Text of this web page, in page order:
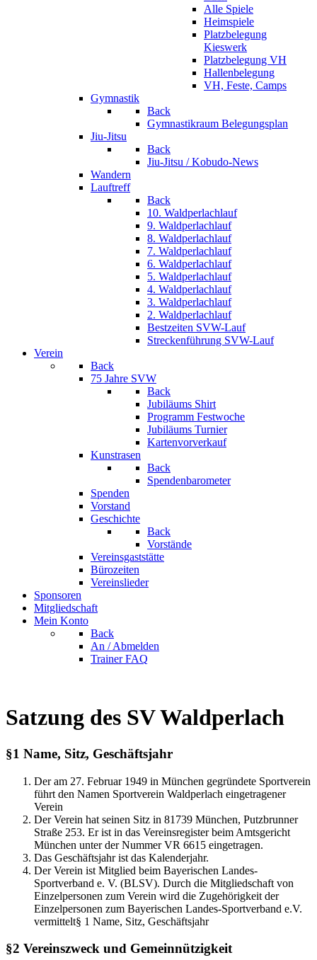
Alle Spiele
Heimspiele
Platzbelegung
Kieswerk
Platzbelegung VH
Hallenbelegung
VH, Feste, Camps
Gymnastik
Back
Gymnastikraum Belegungsplan
Jiu-Jitsu
Back
Jiu-Jitsu / Kobudo-News
Wandern
Lauftreff
Back
10. Waldperlachlauf
9. Waldperlachlauf
8. Waldperlachlauf
7. Waldperlachlauf
6. Waldperlachlauf
5. Waldperlachlauf
4. Waldperlachlauf
3. Waldperlachlauf
2. Waldperlachlauf
Bestzeiten SVW-Lauf
Streckenführung SVW-Lauf
Verein
Back
75 Jahre SVW
Back
Jubiläums Shirt
Programm Festwoche
Jubiläums Turnier
Kartenvorverkauf
Kunstrasen
Back
Spendenbarometer
Spenden
Vorstand
Geschichte
Back
Vorstände
Vereinsgaststätte
Bürozeiten
Vereinslieder
Sponsoren
Mitgliedschaft
Mein Konto
Back
An / Abmelden
Trainer FAQ
Satzung des SV Waldperlach
§1 Name, Sitz, Geschäftsjahr
Der am 27. Februar 1949 in München gegründete Sportverein
führt den Namen Sportverein Waldperlach eingetragener
Verein
Der Verein hat seinen Sitz in 81739 München, Putzbrunner
Straße 253. Er ist in das Vereinsregister beim Amtsgericht
München unter der Nummer VR 6615 eingetragen.
Das Geschäftsjahr ist das Kalenderjahr.
Der Verein ist Mitglied beim Bayerischen Landes-
Sportverband e. V. (BLSV). Durch die Mitgliedschaft von
Einzelpersonen zum Verein wird die Zugehörigkeit der
Einzelpersonen zum Bayerischen Landes-Sportverband e.V.
vermittelt§ 1 Name, Sitz, Geschäftsjahr
§2 Vereinszweck und Gemeinnützigkeit